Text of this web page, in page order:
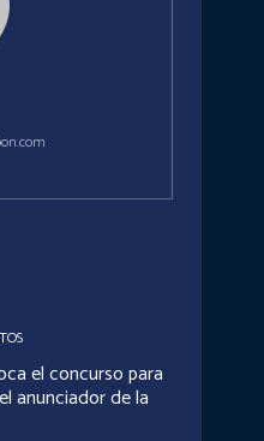
el concurso para
anunciador de la